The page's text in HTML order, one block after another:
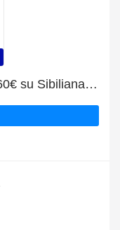
Ottieni 5€ di sconto se spendi 60€ su Sibiliana VIni